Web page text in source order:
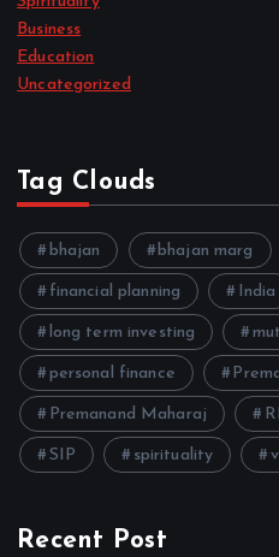
Business
Education
Uncategorized
Tag Clouds
bhajan bhajan marg
financial planning India
long term investing
personal finance
Premanand Maharaj
SIP spirituality
Recent Post